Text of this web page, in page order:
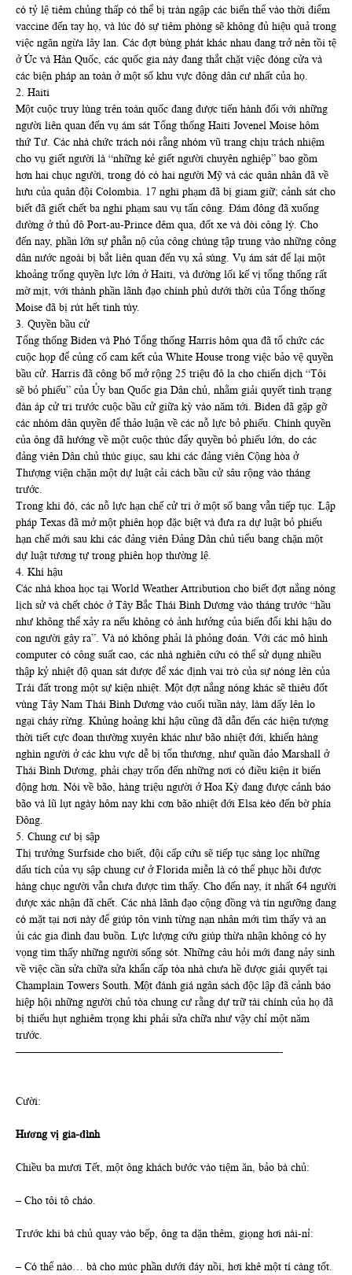
có tỷ lệ tiêm chủng thấp có thể bị tràn ngập các biến thể vào thời điểm
vaccine đến tay họ, và lúc đó sự tiêm phòng sẽ không đủ hiệu quả trong
việc ngăn ngừa lây lan. Các đợt bùng phát khác nhau đang trở nên tồi tệ
ở Úc và Hàn Quốc, các quốc gia này đang thắt chặt việc đóng cửa và
các biện pháp an toàn ở một số khu vực đông dân cư nhất của họ.
2. Haiti
Một cuộc truy lùng trên toàn quốc đang được tiến hành đối với những
người liên quan đến vụ ám sát Tổng thống Haiti Jovenel Moise hôm
thứ Tư. Các nhà chức trách nói rằng nhóm vũ trang chịu trách nhiệm
cho vụ giết người là “những kẻ giết người chuyên nghiệp” bao gồm
hơn hai chục người, trong đó có hai người Mỹ và các quân nhân đã về
hưu của quân đội Colombia. 17 nghi phạm đã bị giam giữ; cảnh sát cho
biết đã giết chết ba nghi phạm sau vụ tấn công. Đám đông đã xuống
đường ở thủ đô Port-au-Prince đêm qua, đốt xe và đòi công lý. Cho
đến nay, phần lớn sự phẫn nộ của công chúng tập trung vào những công
dân nước ngoài bị bắt liên quan đến vụ xả súng. Vụ ám sát để lại một
khoảng trống quyền lực lớn ở Haiti, và đường lối kế vị tổng thống rất
mờ mịt, với thành phần lãnh đạo chính phủ dưới thời của Tổng thống
Moise đã bị rút hết tinh túy.
3. Quyền bầu cử
Tổng thống Biden và Phó Tổng thống Harris hôm qua đã tổ chức các
cuộc họp để củng cố cam kết của White House trong việc bảo vệ quyền
bầu cử. Harris đã công bố mở rộng 25 triệu đô la cho chiến dịch “Tôi
sẽ bỏ phiếu” của Ủy ban Quốc gia Dân chủ, nhằm giải quyết tình trạng
đàn áp cử tri trước cuộc bầu cử giữa kỳ vào năm tới. Biden đã gặp gỡ
các nhóm dân quyền để thảo luận về các nỗ lực bỏ phiếu. Chính quyền
của ông đã hướng về một cuộc thúc đẩy quyền bỏ phiếu lớn, do các
đảng viên Dân chủ thúc giục, sau khi các đảng viên Cộng hòa ở
Thượng viện chặn một dự luật cải cách bầu cử sâu rộng vào tháng
trước.
Trong khi đó, các nỗ lực hạn chế cử tri ở một số bang vẫn tiếp tục. Lập
pháp Texas đã mở một phiên họp đặc biệt và đưa ra dự luật bỏ phiếu
hạn chế mới sau khi các đảng viên Đảng Dân chủ tiểu bang chặn một
dự luật tương tự trong phiên họp thường lệ.
4. Khí hậu
Các nhà khoa học tại World Weather Attribution cho biết đợt nắng nóng
lịch sử và chết chóc ở Tây Bắc Thái Bình Dương vào tháng trước “hầu
như không thể xảy ra nếu không có ảnh hưởng của biến đổi khí hậu do
con người gây ra”. Và nó không phải là phỏng đoán. Với các mô hình
computer có công suất cao, các nhà nghiên cứu có thể sử dụng nhiều
thập kỷ nhiệt độ quan sát được để xác định vai trò của sự nóng lên của
Trái đất trong một sự kiện nhiệt. Một đợt nắng nóng khác sẽ thiêu đốt
vùng Tây Nam Thái Bình Dương vào cuối tuần này, làm dấy lên lo
ngại cháy rừng. Khủng hoảng khí hậu cũng đã dẫn đến các hiện tượng
thời tiết cực đoan thường xuyên khác như bão nhiệt đới, khiến hàng
nghìn người ở các khu vực dễ bị tổn thương, như quần đảo Marshall ở
Thái Bình Dương, phải chạy trốn đến những nơi có điều kiện ít biến
động hơn. Nói về bão, hàng triệu người ở Hoa Kỳ đang được cảnh báo
bão và lũ lụt ngày hôm nay khi cơn bão nhiệt đới Elsa kéo đến bờ phía
Đông.
5. Chung cư bị sập
Thị trưởng Surfside cho biết, đội cấp cứu sẽ tiếp tục sàng lọc những
dấu tích của vụ sập chung cư ở Florida miễn là có thể phục hồi được
hàng chục người vẫn chưa được tìm thấy. Cho đến nay, ít nhất 64 người
được xác nhận đã chết. Các nhà lãnh đạo cộng đồng và tín ngưỡng đang
có mặt tại nơi này để giúp tôn vinh từng nạn nhân mới tìm thấy và an
ủi các gia đình đau buồn. Lực lượng cứu giúp thừa nhận không có hy
vọng tìm thấy những người sống sót. Những câu hỏi mới đang nảy sinh
về việc cần sửa chữa sửa khẩn cấp tòa nhà chưa hề được giải quyết tại
Champlain Towers South. Một đánh giá ngân sách độc lập đã cảnh báo
hiệp hội những người chủ tòa chung cư rằng dự trữ tài chính của họ đã
bị thiếu hụt nghiêm trọng khi phải sửa chữa như vậy chỉ một năm
trước.
————————————————————————-
Cười:
Hương vị gia-đình
Chiều ba mươi Tết, một ông khách bước vào tiệm ăn, bảo bà chủ:
– Cho tôi tô cháo.
Trước khi bà chủ quay vào bếp, ông ta dặn thêm, giọng hơi nài-nỉ:
– Có thể nào… bà cho múc phần dưới đáy nồi, hơi khê một tí càng tốt.